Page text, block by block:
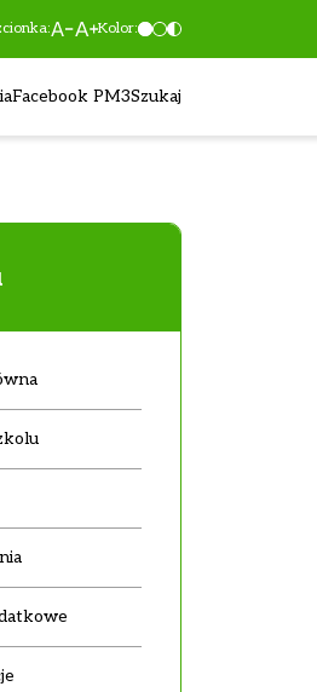
Kolor:
Facebook PM3Szukaj